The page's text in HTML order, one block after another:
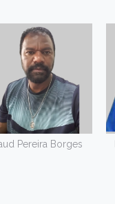
Pereira Borges